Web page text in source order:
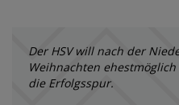
Der HSV will nach der
Weihnachten
die Erfolgsspur.